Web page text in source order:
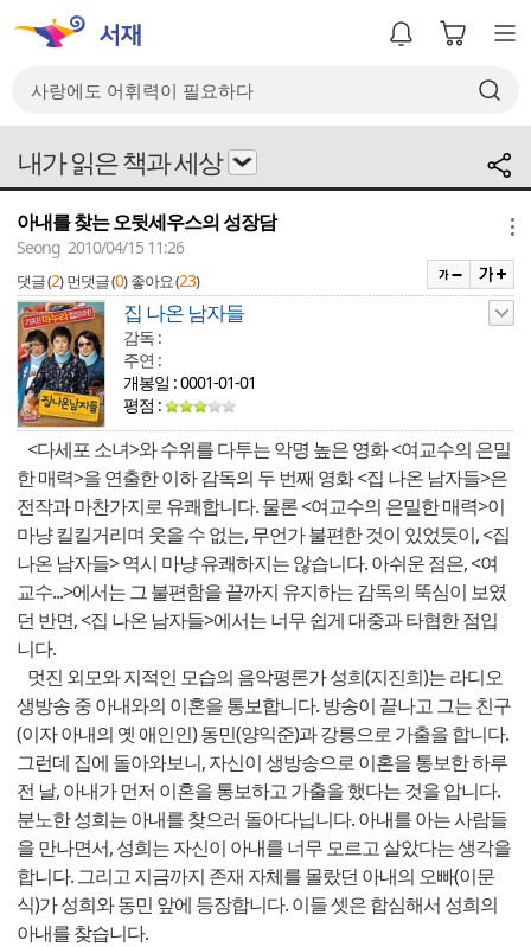
내가 읽은 책과 세상
아내를 찾는 오뒷세우스의 성장담
Seong 2010/04/15 11:26
댓글 (2) 먼댓글 (0) 좋아요 (23)
집 나온 남자들
감독 :
주연 :
개봉일 : 0001-01-01
평점 :
<다세포 소녀>와 수위를 다투는 악명 높은 영화 <여교수의 은밀
한 매력>을 연출한 이하 감독의 두 번째 영화 <집 나온 남자들>은
전작과 마찬가지로 유쾌합니다. 물론 <여교수의 은밀한 매력>이
마냥 킬킬거리며 웃을 수 없는, 무언가 불편한 것이 있었듯이, <집
나온 남자들> 역시 마냥 유쾌하지는 않습니다. 아쉬운 점은, <여
교수...>에서는 그 불편함을 끝까지 유지하는 감독의 뚝심이 보였
던 반면, <집 나온 남자들>에서는 너무 쉽게 대중과 타협한 점입
니다.
멋진 외모와 지적인 모습의 음악평론가 성희(지진희)는 라디오
생방송 중 아내와의 이혼을 통보합니다. 방송이 끝나고 그는 친구
(이자 아내의 옛 애인인) 동민(양익준)과 강릉으로 가출을 합니다.
그런데 집에 돌아와보니, 자신이 생방송으로 이혼을 통보한 하루
전 날, 아내가 먼저 이혼을 통보하고 가출을 했다는 것을 압니다.
분노한 성희는 아내를 찾으러 돌아다닙니다. 아내를 아는 사람들
을 만나면서, 성희는 자신이 아내를 너무 모르고 살았다는 생각을
합니다. 그리고 지금까지 존재 자체를 몰랐던 아내의 오빠(이문
식)가 성희와 동민 앞에 등장합니다. 이들 셋은 합심해서 성희의
아내를 찾습니다.